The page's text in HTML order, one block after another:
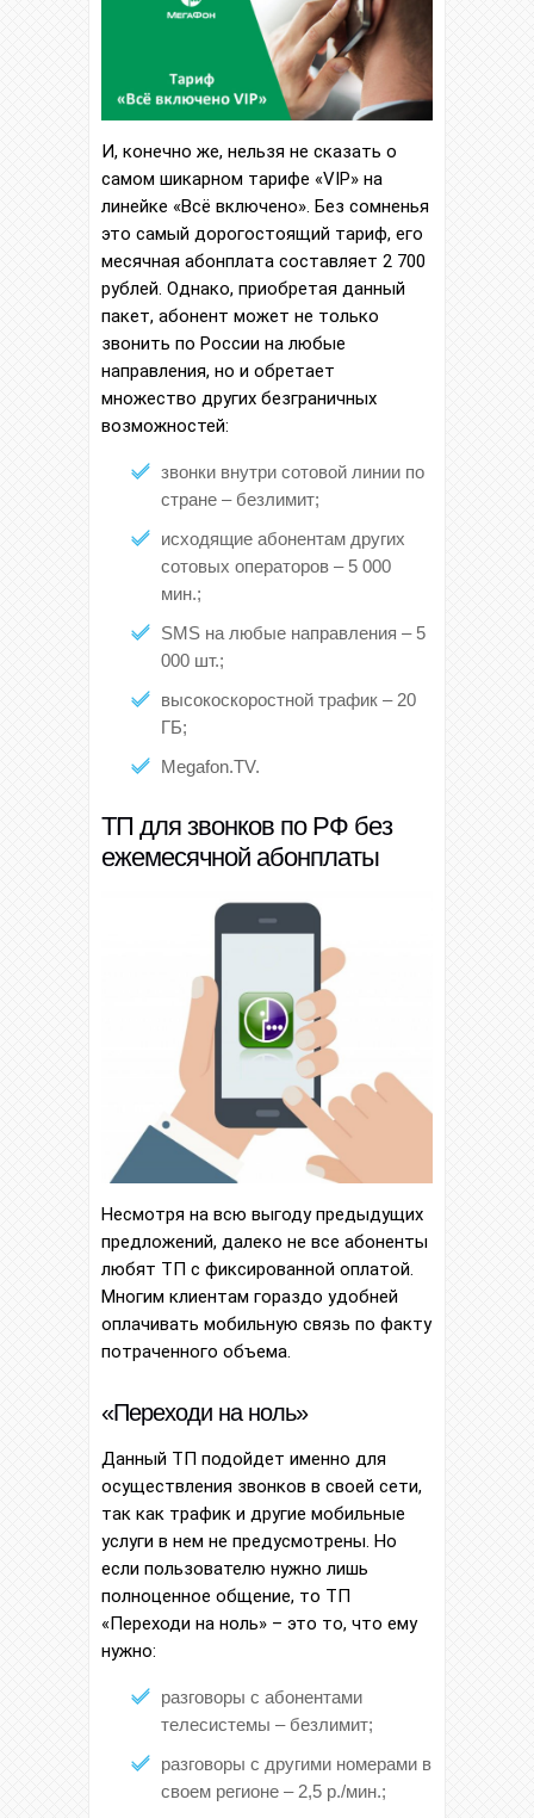
И, конечно же, нельзя не сказать о
самом шикарном тарифе «VIP» на
линейке «Всё включено». Без сомненья
это самый дорогостоящий тариф, его
месячная абонплата составляет 2 700
рублей. Однако, приобретая данный
пакет, абонент может не только
звонить по России на любые
направления, но и обретает
множество других безграничных
возможностей:
звонки внутри сотовой линии по
стране – безлимит;
исходящие абонентам других
сотовых операторов – 5 000
мин.;
SMS на любые направления – 5
000 шт.;
высокоскоростной трафик – 20
ГБ;
Megafon.TV.
ТП для звонков по РФ без
ежемесячной абонплаты
Несмотря на всю выгоду предыдущих
предложений, далеко не все абоненты
любят ТП с фиксированной оплатой.
Многим клиентам гораздо удобней
оплачивать мобильную связь по факту
потраченного объема.
«Переходи на ноль»
Данный ТП подойдет именно для
осуществления звонков в своей сети,
так как трафик и другие мобильные
услуги в нем не предусмотрены. Но
если пользователю нужно лишь
полноценное общение, то ТП
«Переходи на ноль» – это то, что ему
нужно:
разговоры с абонентами
телесистемы – безлимит;
разговоры с другими номерами в
своем регионе – 2,5 р./мин.;